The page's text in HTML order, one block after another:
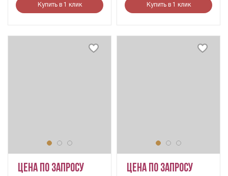
Купить в 1 клик Купить в 1 клик
Цена по запросу Цена по запросу